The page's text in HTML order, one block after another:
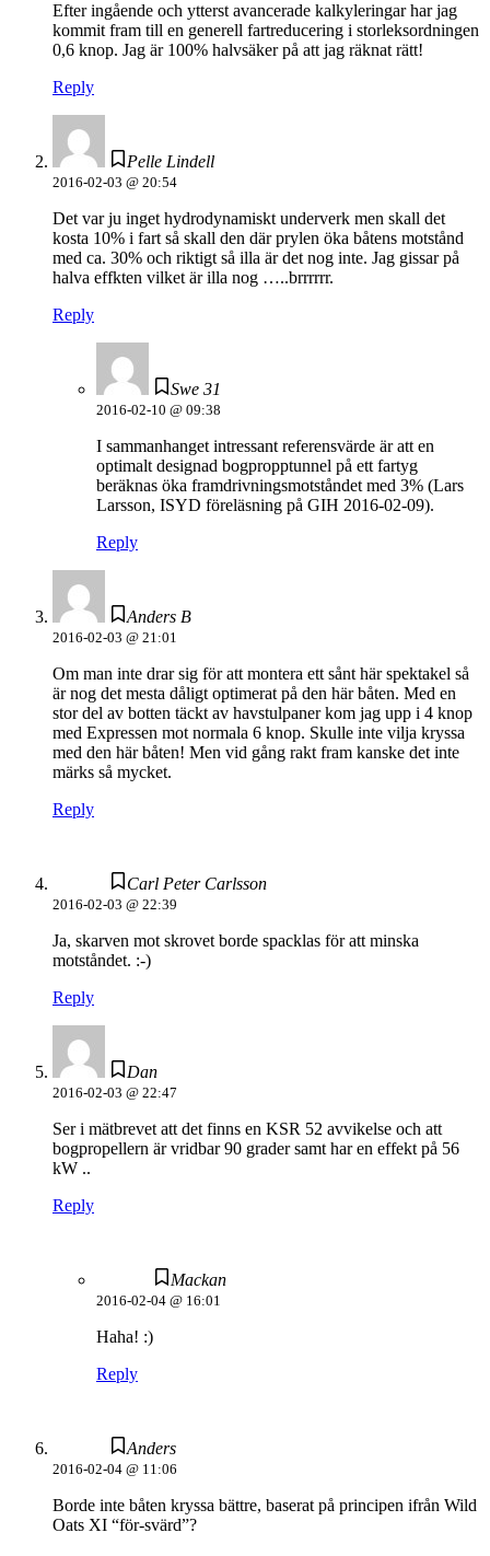
Efter ingående och ytterst avancerade kalkyleringar har jag
kommit fram till en generell fartreducering i storleksordningen
0,6 knop. Jag är 100% halvsäker på att jag räknat rätt!
Reply
Pelle Lindell
2016-02-03 @ 20:54
Det var ju inget hydrodynamiskt underverk men skall det
kosta 10% i fart så skall den där prylen öka båtens motstånd
med ca. 30% och riktigt så illa är det nog inte. Jag gissar på
halva effkten vilket är illa nog …..brrrrrr.
Reply
Swe 31
2016-02-10 @ 09:38
I sammanhanget intressant referensvärde är att en
optimalt designad bogpropptunnel på ett fartyg
beräknas öka framdrivningsmotståndet med 3% (Lars
Larsson, ISYD föreläsning på GIH 2016-02-09).
Reply
Anders B
2016-02-03 @ 21:01
Om man inte drar sig för att montera ett sånt här spektakel så
är nog det mesta dåligt optimerat på den här båten. Med en
stor del av botten täckt av havstulpaner kom jag upp i 4 knop
med Expressen mot normala 6 knop. Skulle inte vilja kryssa
med den här båten! Men vid gång rakt fram kanske det inte
märks så mycket.
Reply
Carl Peter Carlsson
2016-02-03 @ 22:39
Ja, skarven mot skrovet borde spacklas för att minska
motståndet. :-)
Reply
Dan
2016-02-03 @ 22:47
Ser i mätbrevet att det finns en KSR 52 avvikelse och att
bogpropellern är vridbar 90 grader samt har en effekt på 56
kW ..
Reply
Mackan
2016-02-04 @ 16:01
Haha! :)
Reply
Anders
2016-02-04 @ 11:06
Borde inte båten kryssa bättre, baserat på principen ifrån Wild
Oats XI “för-svärd”?